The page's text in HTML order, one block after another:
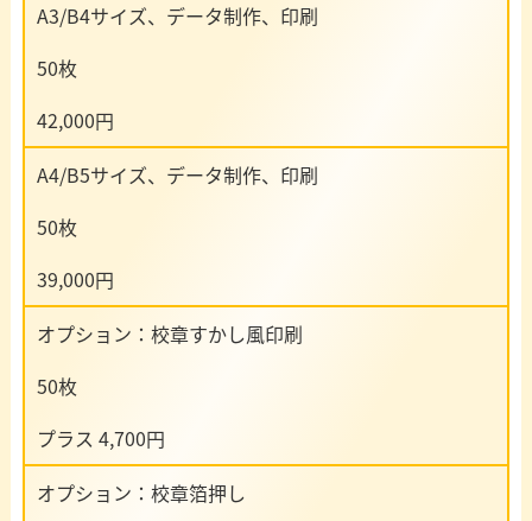
A3/B4サイズ、データ制作、印刷
50枚
42,000円
A4/B5サイズ、データ制作、印刷
50枚
39,000円
オプション：校章すかし風印刷
50枚
プラス 4,700円
オプション：校章箔押し